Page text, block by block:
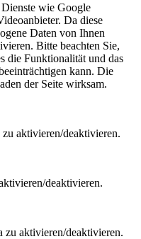
wie Google
Da diese
Daten von Ihnen
Bitte beachten Sie,
die Funktionalität und das
kann. Die
der Seite wirksam.
aktivieren/deaktivieren.
deaktivieren.
aktivieren/deaktivieren.